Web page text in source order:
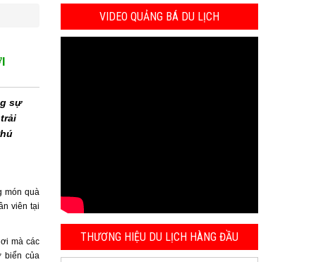
sự
món quà
viên tại
mà các
biển của
VIDEO QUẢNG BÁ DU LỊCH
THƯƠNG HIỆU DU LỊCH HÀNG ĐẦU